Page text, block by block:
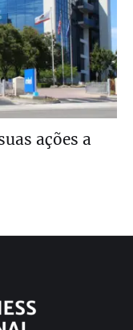
ações a